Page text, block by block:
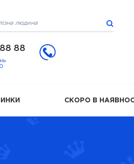
88
СКОРО В